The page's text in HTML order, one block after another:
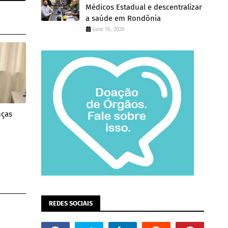
Médicos Estadual e descentralizar
a saúde em Rondônia
June 16, 2026
REDES SOCIAIS